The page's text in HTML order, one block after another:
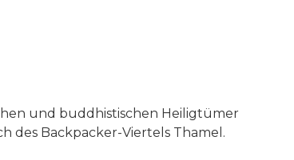
und buddhistischen Heiligtümer
des Backpacker-Viertels Thamel.